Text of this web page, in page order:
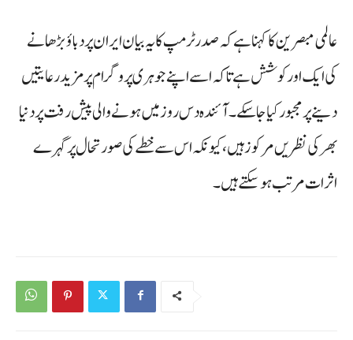
عالمی مبصرین کا کہنا ہے کہ صدر ٹرمپ کا یہ بیان ایران پر دباؤ بڑھانے
کی ایک اور کوشش ہے تاکہ اسے اپنے جوہری پروگرام پر مزید رعایتیں
دینے پر مجبور کیا جا سکے۔ آئندہ دس روز میں ہونے والی پیش رفت پر دنیا
بھر کی نظریں مرکوز ہیں، کیونکہ اس سے خطے کی صورتحال پر گہرے
اثرات مرتب ہو سکتے ہیں۔